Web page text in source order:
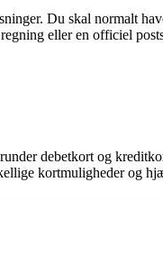
Du skal normalt
eller en officiel
debetkort og
kortmuligheder og